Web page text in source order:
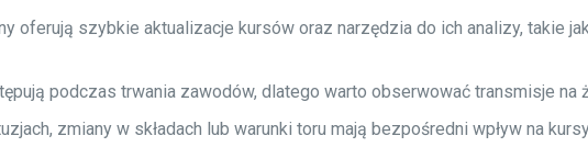
oferują szybkie aktualizacje kursów oraz narzędzia do ich analizy, takie
podczas trwania zawodów, dlatego warto obserwować transmisje na
zmiany w składach lub warunki toru mają bezpośredni wpływ na